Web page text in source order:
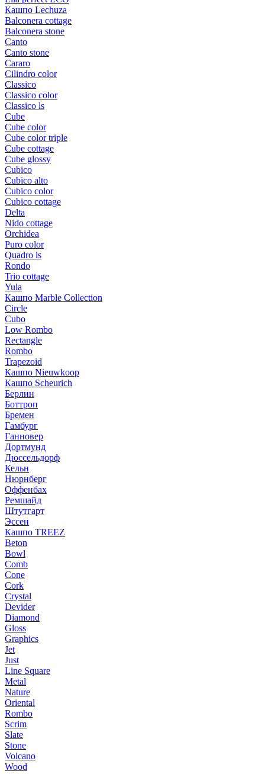
Кашпо Lechuza
Balconera cottage
Balconera stone
Canto
Canto stone
Cararo
Cilindro color
Classico
Classico color
Classico ls
Cube
Cube color
Cube color triple
Cube cottage
Cube glossy
Cubico
Cubico alto
Cubico color
Cubico cottage
Delta
Nido cottage
Orchidea
Puro color
Quadro ls
Rondo
Trio cottage
Yula
Кашпо Marble Collection
Circle
Cubo
Low Rombo
Rectangle
Rombo
Trapezoid
Кашпо Nieuwkoop
Кашпо Scheurich
Берлин
Боттроп
Бремен
Гамбург
Ганновер
Дортмунд
Дюссельдорф
Кельн
Нюрнберг
Оффенбах
Ремшайд
Штутгарт
Эссен
Кашпо TREEZ
Beton
Bowl
Comb
Cone
Cork
Crystal
Devider
Diamond
Gloss
Graphics
Jet
Just
Line Square
Metal
Nature
Oriental
Rombo
Scrim
Slate
Stone
Volcano
Wood